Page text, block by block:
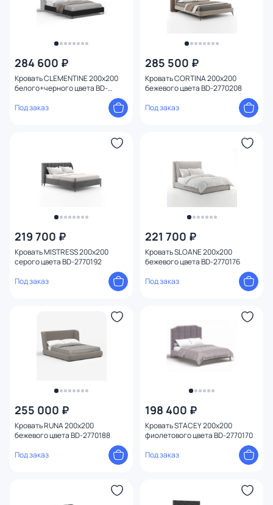
284 600 ₽
Кровать CLEMENTINE 200х200
белого+черного цвета BD-
Под заказ
285 500 ₽
Кровать CORTINA 200х200
бежевого цвета BD-2770208
Под заказ
219 700 ₽
Кровать MISTRESS 200х200
серого цвета BD-2770192
Под заказ
221 700 ₽
Кровать SLOANE 200х200
бежевого цвета BD-2770176
Под заказ
255 000 ₽
Кровать RUNA 200х200
бежевого цвета BD-2770188
Под заказ
198 400 ₽
Кровать STACEY 200х200
фиолетового цвета BD-2770170
Под заказ